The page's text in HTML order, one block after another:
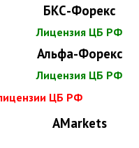
БКС-Форекс
Лицензия ЦБ РФ
Альфа-Форекс
Лицензия ЦБ РФ
ЦБ РФ
AMarkets